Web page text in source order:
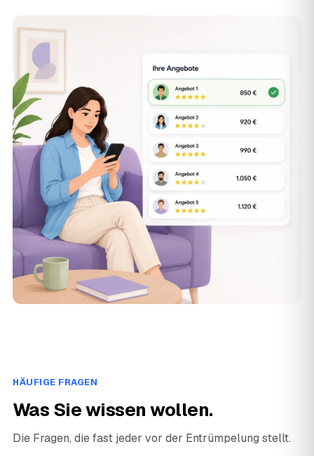
HÄUFIGE FRAGEN
Was Sie wissen wollen.
Die Fragen, die fast jeder vor der Entrümpelung stellt.